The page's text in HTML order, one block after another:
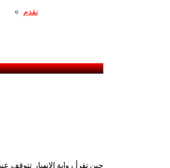
تقدم
حين تقرأ رواية الانهيار